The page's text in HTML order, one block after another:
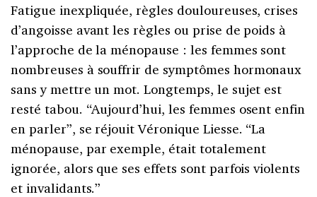
Fatigue inexpliquée, règles douloureuses, crises
d’angoisse avant les règles ou prise de poids à
l’approche de la ménopause : les femmes sont
nombreuses à souffrir de symptômes hormonaux
sans y mettre un mot. Longtemps, le sujet est
resté tabou. “Aujourd’hui, les femmes osent enfin
en parler”, se réjouit Véronique Liesse. “La
ménopause, par exemple, était totalement
ignorée, alors que ses effets sont parfois violents
et invalidants.”